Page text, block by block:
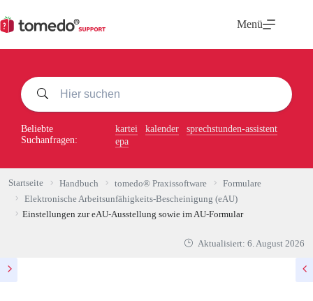
Inhalt
springen
Menü
Beliebte
Suchanfragen:
kartei kalender
sprechstunden-assistent
epa
Startseite Handbuch tomedo® Praxissoftware
Formulare
Elektronische Arbeitsunfähigkeits-Bescheinigung (eAU)
Einstellungen zur eAU-Ausstellung sowie im AU-Formular
Aktualisiert: 6. August 2026